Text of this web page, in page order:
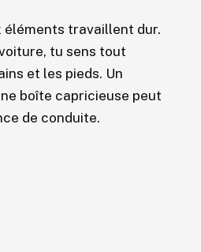
éléments travaillent dur.
tu sens tout
et les pieds. Un
boîte capricieuse peut
de conduite.